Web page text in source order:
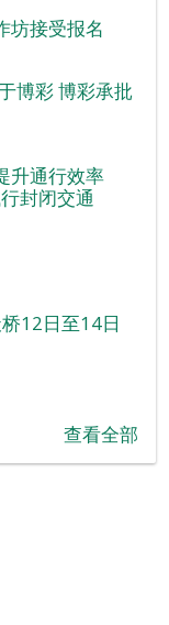
坊接受报名
博彩 博彩承批
升通行效率
封闭交通
12日至14日
查看全部